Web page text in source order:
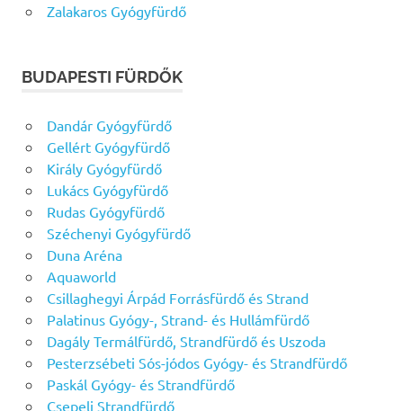
Zalakaros Gyógyfürdő
BUDAPESTI FÜRDŐK
Dandár Gyógyfürdő
Gellért Gyógyfürdő
Király Gyógyfürdő
Lukács Gyógyfürdő
Rudas Gyógyfürdő
Széchenyi Gyógyfürdő
Duna Aréna
Aquaworld
Csillaghegyi Árpád Forrásfürdő és Strand
Palatinus Gyógy-, Strand- és Hullámfürdő
Dagály Termálfürdő, Strandfürdő és Uszoda
Pesterzsébeti Sós-jódos Gyógy- és Strandfürdő
Paskál Gyógy- és Strandfürdő
Csepeli Strandfürdő